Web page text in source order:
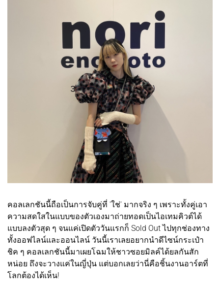
คอลเลกชันนี้ถือเป็นการจับคู่ที่ 'ใช่' มากจริง ๆ เพราะทั้งคู่เอา
ความสดใสในแบบของตัวเองมาถ่ายทอดเป็นไอเทมคิวต์ได้
แบบลงตัวสุด ๆ จนแค่เปิดตัววันแรกก็ Sold Out ไปทุกช่องทาง
ทั้งออฟไลน์และออนไลน์ วันนี้เราเลยอยากนำดีไซน์กระเป๋า
ชิค ๆ คอลเลกชันนี้มาเผยโฉมให้ชาวซอยมิลค์ได้ยลกันสัก
หน่อย ถึงจะวางแค่ในญี่ปุ่น แต่บอกเลยว่านี่คือชิ้นงานอาร์ตที่
โลกต้องได้เห็น!